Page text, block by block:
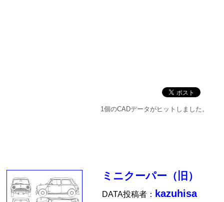
1個のCADデータがヒットしました。
ミニクーパー（旧）
DATA投稿者： kazuhisa